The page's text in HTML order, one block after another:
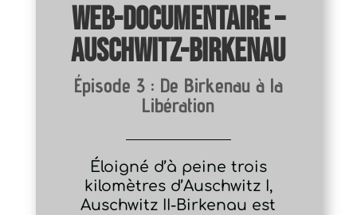
Web-documentaire –
Auschwitz-Birkenau
Épisode 3 : De Birkenau à la
Libération
Éloigné d’à peine trois
kilomètres d’Auschwitz I,
Auschwitz II-Birkenau est